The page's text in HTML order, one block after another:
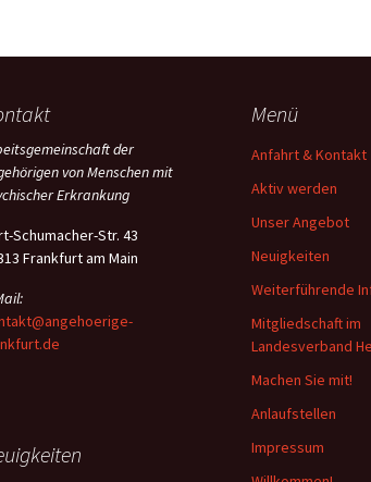
der
von Menschen mit
Erkrankung
Schumacher-Str. 43
Frankfurt am Main
Menü
Anfahrt & Kontakt
Aktiv werden
Unser Angebot
Neuigkeiten
Weiterführende
Mitgliedschaft im
Landesverband
Machen Sie mit!
Anlaufstellen
Impressum